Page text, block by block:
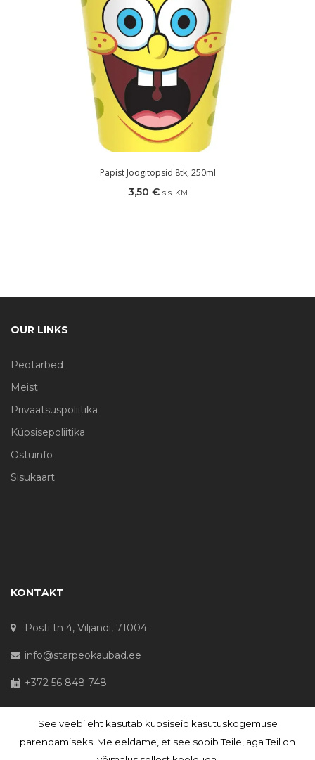
Papist Joogitopsid 8tk, 250ml
3,50 € sis. KM
OUR LINKS
Peotarbed
Meist
Privaatsuspoliitika
Küpsisepoliitika
Ostuinfo
Sisukaart
KONTAKT
Posti tn 4, Viljandi, 71004
info@starpeokaubad.ee
+372 56 848 748
© Haljaste OÜ 2020 - Registrikood 10645867
See veebileht kasutab küpsiseid kasutuskogemuse
parendamiseks. Me eeldame, et see sobib Teile, aga Teil on